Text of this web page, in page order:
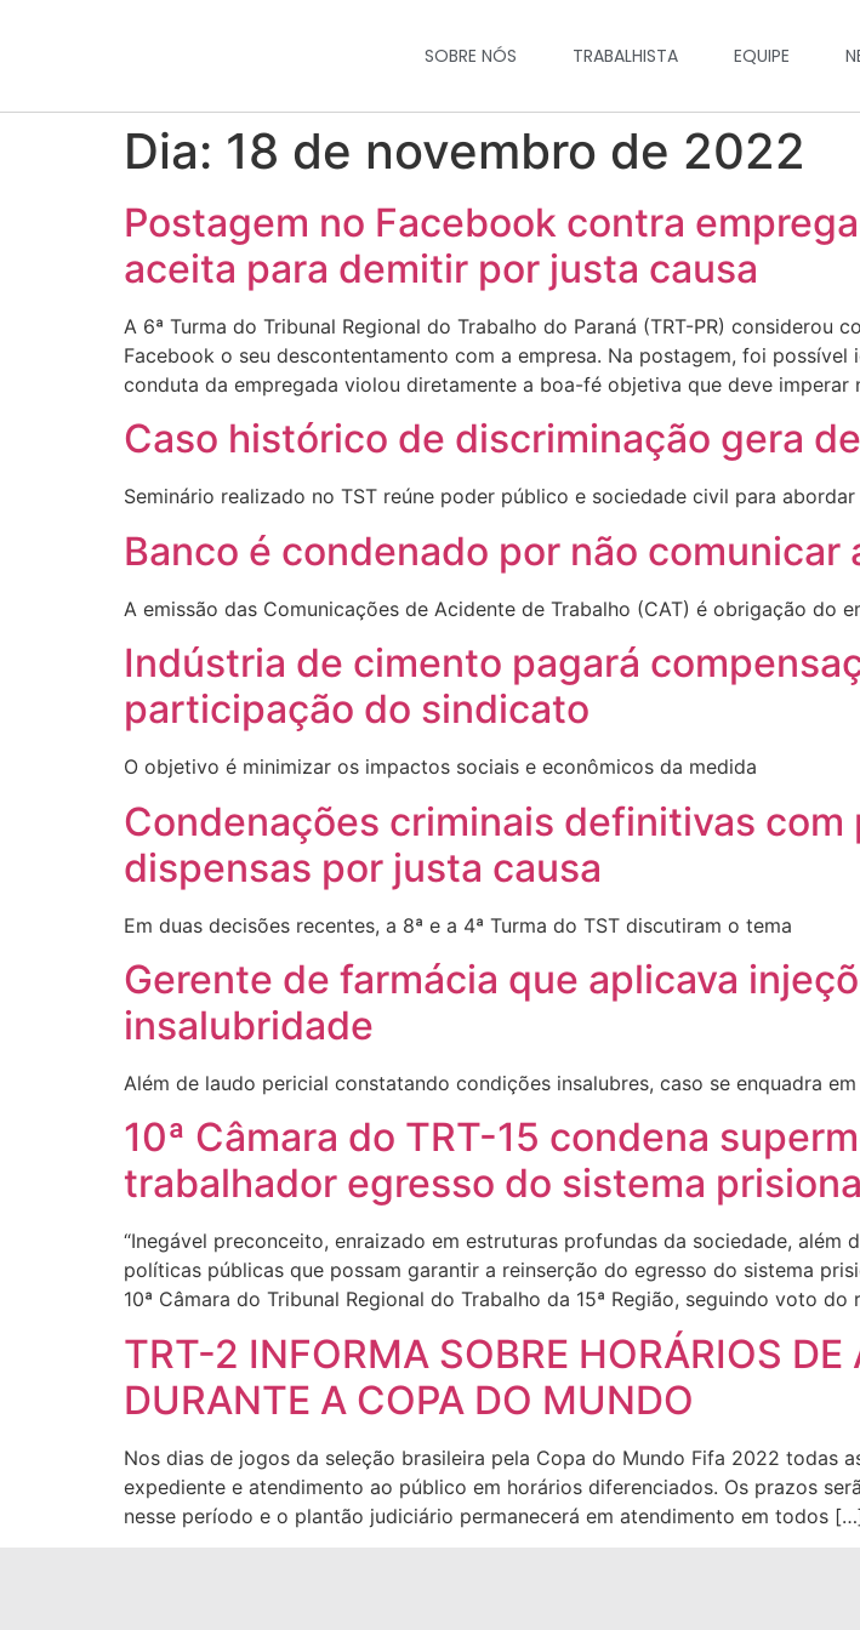
SOBRE NÓS TRABALHISTA EQUIPE
Dia: 18 de novembro de 2022
Postagem no Facebook contra
aceita para demitir por justa causa
A 6ª Turma do Tribunal Regional do Trabalho do Paraná (TRT-PR) considerou
Facebook o seu descontentamento com a empresa. Na postagem, foi
conduta da empregada violou diretamente a boa-fé objetiva que deve imperar
Caso histórico de discriminação gera
Seminário realizado no TST reúne poder público e sociedade civil para
Banco é condenado por não
A emissão das Comunicações de Acidente de Trabalho (CAT) é obrigação do
Indústria de cimento pagará
participação do sindicato
O objetivo é minimizar os impactos sociais e econômicos da medida
Condenações criminais definitivas com
dispensas por justa causa
Em duas decisões recentes, a 8ª e a 4ª Turma do TST discutiram o tema
Gerente de farmácia que aplicava
insalubridade
Além de laudo pericial constatando condições insalubres, caso se enquadra
10ª Câmara do TRT-15 condena
trabalhador egresso do sistema
“Inegável preconceito, enraizado em estruturas profundas da sociedade,
políticas públicas que possam garantir a reinserção do egresso do sistema
10ª Câmara do Tribunal Regional do Trabalho da 15ª Região, seguindo voto
TRT-2 INFORMA SOBRE HORÁRIOS DE
DURANTE A COPA DO MUNDO
Nos dias de jogos da seleção brasileira pela Copa do Mundo Fifa 2022 todas
expediente e atendimento ao público em horários diferenciados. Os prazos
nesse período e o plantão judiciário permanecerá em atendimento em todos